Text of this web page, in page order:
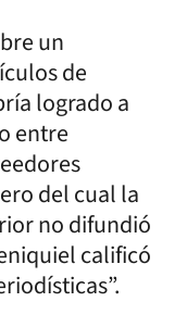
un
de
logrado a
entre
del cual la
no difundió
calificó